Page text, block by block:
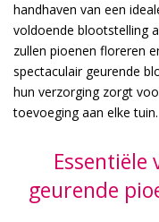
handhaven van een
voldoende blootstelling
zullen pioenen floreren
spectaculair geurende
hun verzorging zorgt
toevoeging aan elke tuin.
geurende